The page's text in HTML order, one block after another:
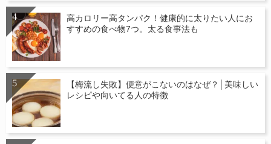
高カロリー高タンパク！健康的に太りたい人にお
すすめの食べ物7つ。太る食事法も
【梅流し失敗】便意がこないのはなぜ？│美味しい
レシピや向いてる人の特徴